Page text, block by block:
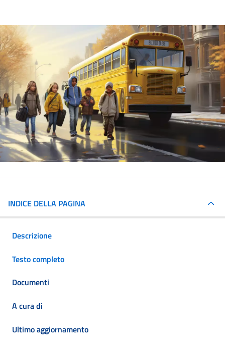
INDICE DELLA PAGINA
Descrizione
Testo completo
Documenti
A cura di
Ultimo aggiornamento